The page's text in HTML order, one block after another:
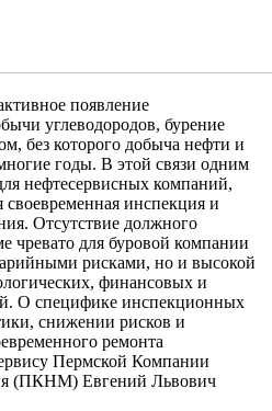
появление
углеводородов, бурение
без которого добыча нефти и
годы. В этой связи одним
нефтесервисных компаний,
своевременная инспекция и
Отсутствие должного
чревато для буровой компании
рисками, но и высокой
финансовых и
О специфике инспекционных
снижении рисков и
ремонта
Пермской Компании
(ПКНМ) Евгений Львович